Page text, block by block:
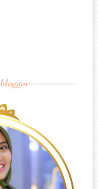
blogger